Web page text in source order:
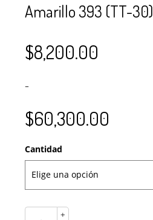
Amarillo 393 (TT-30)
$8,200.00
–
$60,300.00
Cantidad
+